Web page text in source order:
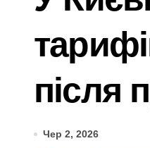
У
після
Чер 2, 2026